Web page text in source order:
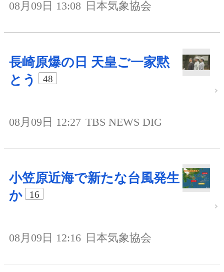
08月09日 13:08 日本気象協会
長崎原爆の日 天皇ご一家黙
とう
48
08月09日 12:27 TBS NEWS DIG
小笠原近海で新たな台風発生
か
16
08月09日 12:16 日本気象協会